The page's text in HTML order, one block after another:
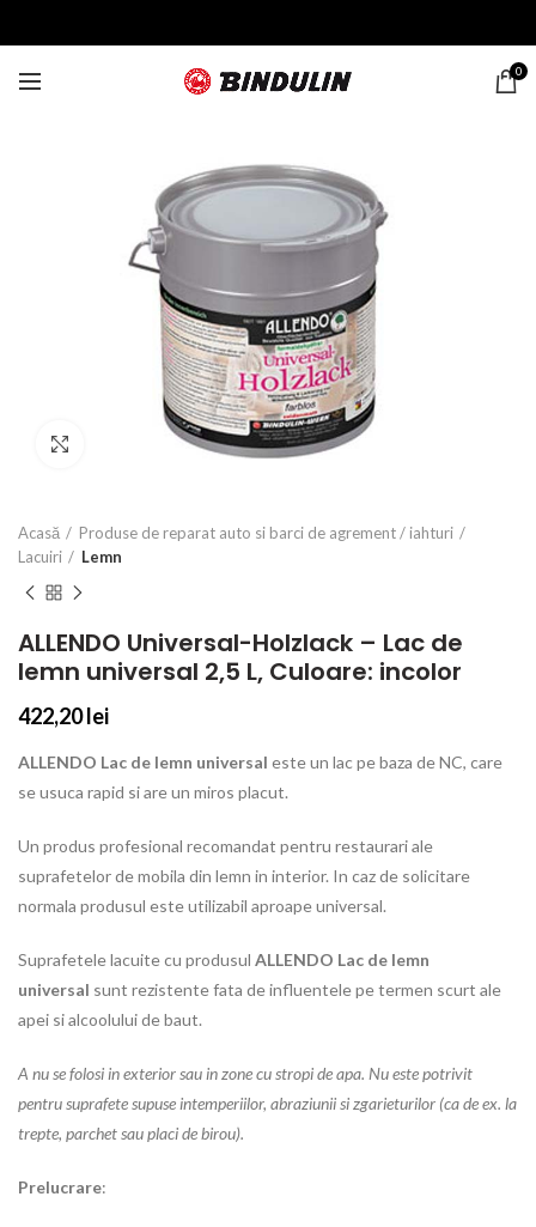
0
Click to enlarge
Acasă
Produse de reparat auto si barci de agrement / iahturi
Lacuiri
Lemn
ALLENDO Universal-Holzlack – Lac de
lemn universal 2,5 L, Culoare: incolor
422,20lei
ALLENDO Lac de lemn universal este un lac pe baza de NC, care
se usuca rapid si are un miros placut.
Un produs profesional recomandat pentru restaurari ale
suprafetelor de mobila din lemn in interior. In caz de solicitare
normala produsul este utilizabil aproape universal.
Suprafetele lacuite cu produsul ALLENDO Lac de lemn
universal sunt rezistente fata de influentele pe termen scurt ale
apei si alcoolului de baut.
A nu se folosi in exterior sau in zone cu stropi de apa. Nu este potrivit
pentru suprafete supuse intemperiilor, abraziunii si zgarieturilor (ca de ex. la
trepte, parchet sau placi de birou).
Prelucrare: